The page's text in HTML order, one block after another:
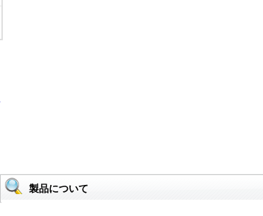
製品について